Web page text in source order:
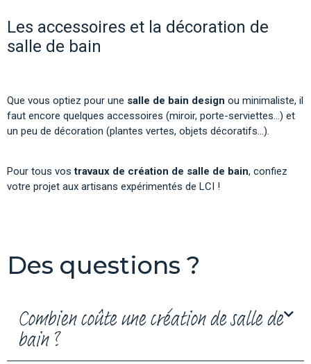
Les accessoires et la décoration de
salle de bain
Que vous optiez pour une salle de bain design ou minimaliste, il
faut encore quelques accessoires (miroir, porte-serviettes…) et
un peu de décoration (plantes vertes, objets décoratifs…).
Pour tous vostravaux de création de salle de bain, confiez
votre projet aux artisans expérimentés de LCI !
Des questions ?
Combien coûte une création de salle de
bain ?